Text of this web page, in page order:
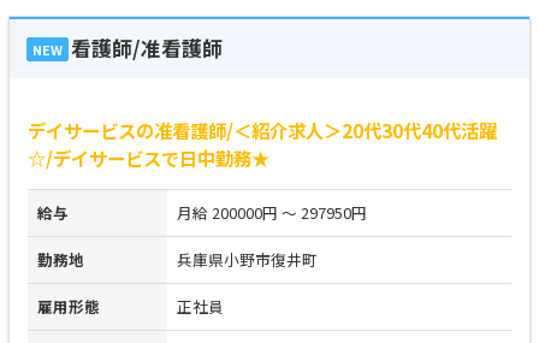
NEW 看護師/准看護師
デイサービスの准看護師/＜紹介求人＞20代30代40代活躍
☆/デイサービスで日中勤務★
給与 月給 200000円 ～ 297950円
勤務地 兵庫県小野市復井町
雇用形態 正社員